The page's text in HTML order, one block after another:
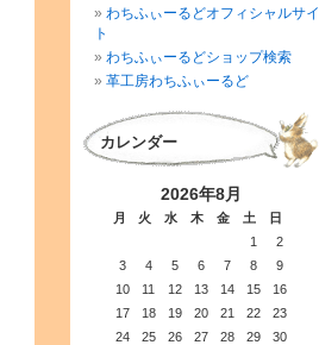
わちふぃーるどオフィシャルサイ
ト
わちふぃーるどショップ検索
革工房わちふぃーるど
カレンダー
2026年8月
月 火 水 木 金 土
日
1
2
3
4 5 6 7 8
9
10
11 12 13 14 15
16
17
18 19 20 21 22
23
24
25 26 27 28 29
30